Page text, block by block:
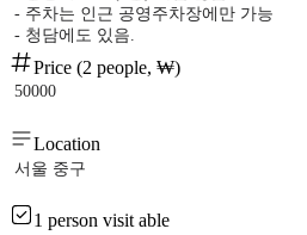
- 주차는 인근 공영주차장에만 가능
- 청담에도 있음.
Price (2 people, ₩)
50000
Location
서울 중구
1 person visit able